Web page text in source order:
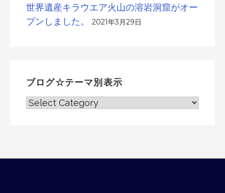
世界遺産キラウエア火山の溶岩洞窟がオー
プンしました。
2021年3月29日
ブログ☆テーマ別表示
ブ